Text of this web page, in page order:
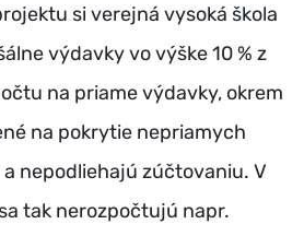
si verejná vysoká škola
výdavky vo výške 10 % z
na priame výdavky, okrem
na pokrytie nepriamych
nepodliehajú zúčtovaniu. V
tak nerozpočtujú napr.